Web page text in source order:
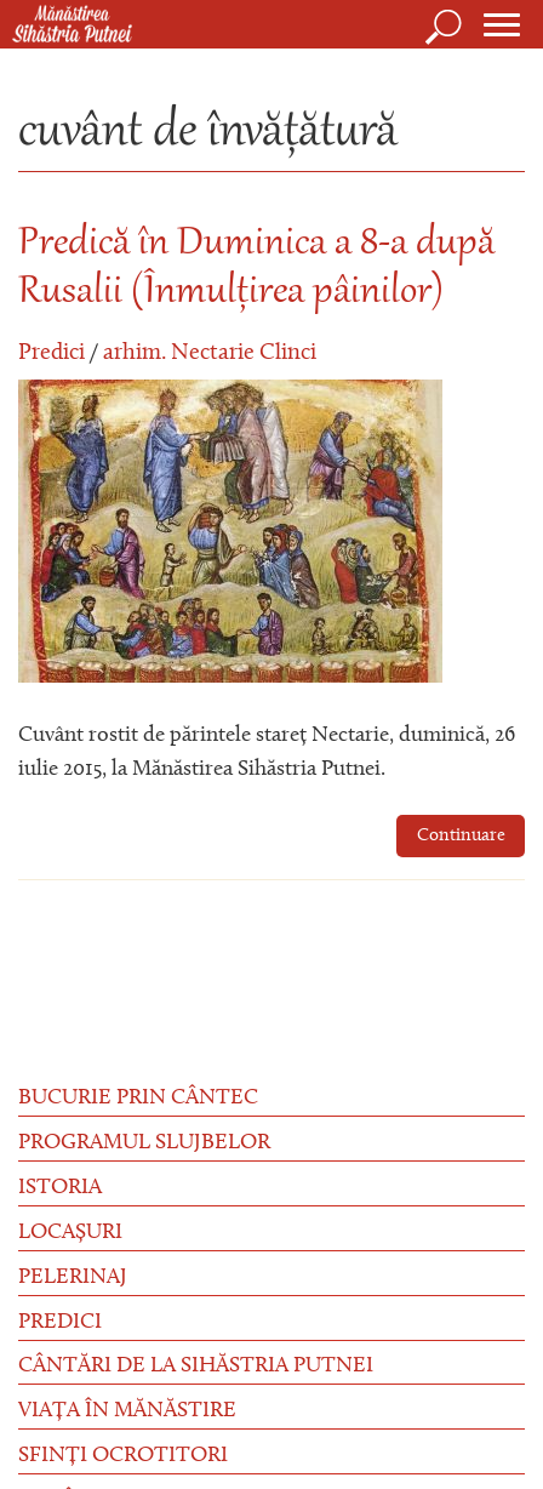
Mergi la conţinutul principal
Căutare
cuvânt de învățătură
Predică în Duminica a 8-a după
Rusalii (Înmulțirea pâinilor)
Predici / arhim. Nectarie Clinci
Cuvânt rostit de părintele stareț Nectarie, duminică, 26
iulie 2015, la Mănăstirea Sihăstria Putnei.
Continuare
BUCURIE PRIN CÂNTEC
PROGRAMUL SLUJBELOR
ISTORIA
LOCAȘURI
PELERINAJ
PREDICI
CÂNTĂRI DE LA SIHĂSTRIA PUTNEI
VIAȚA ÎN MĂNĂSTIRE
SFINȚI OCROTITORI